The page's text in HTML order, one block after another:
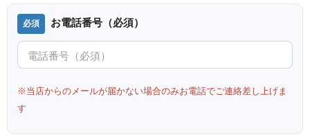
お電話番号（必須）
※当店からのメールが届かない場合のみお電話でご連絡差し上げま
す